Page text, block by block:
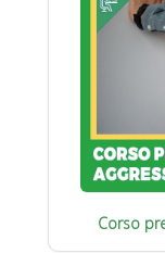
Corso